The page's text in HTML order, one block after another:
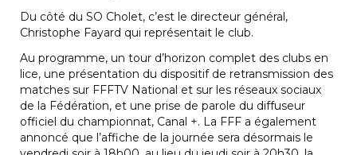
Du côté du SO Cholet, c’est le directeur général,
Christophe Fayard qui représentait le club.
Au programme, un tour d’horizon complet des clubs en
lice, une présentation du dispositif de retransmission des
matches sur FFFTV National et sur les réseaux sociaux
de la Fédération, et une prise de parole du diffuseur
officiel du championnat, Canal +. La FFF a également
annoncé que l’affiche de la journée sera désormais le